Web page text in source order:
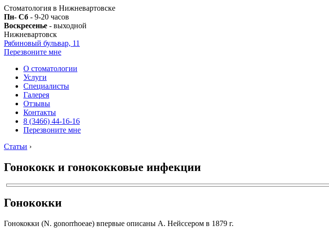
Стоматология в Нижневартовске
Пн- Сб - 9-20 часов
Воскресенье - выходной
Нижневартовск
Рябиновый бульвар, 11
Перезвоните мне
О стоматологии
Услуги
Специалисты
Галерея
Отзывы
Контакты
8 (3466) 44-16-16
Перезвоните мне
Статьи ›
Гонококк и гонококковые инфекции
Гонококки
Гонококки (N. gonorrhoeae) впервые описаны А. Нейссером в 1879 г.